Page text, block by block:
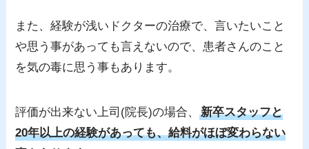
また、経験が浅いドクターの治療で、言いたいこと
や思う事があっても言えないので、患者さんのこと
を気の毒に思う事もあります。
評価が出来ない上司(院長)の場合、新卒スタッフと
20年以上の経験があっても、給料がほぼ変わらない